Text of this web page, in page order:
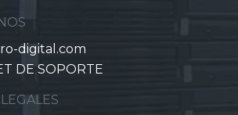
digital.com
DE SOPORTE